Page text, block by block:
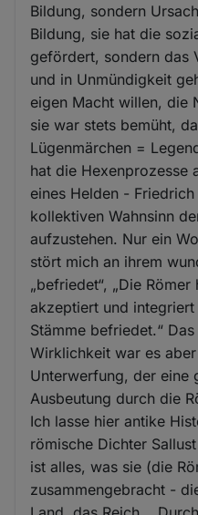
Bildung, sondern
Bildung, sie hat die
gefördert, sondern das
und in Unmündigkeit
eigen Macht willen, die
sie war stets bemüht,
Lügenmärchen =
hat die Hexenprozesse
eines Helden -
kollektiven Wahnsinn
aufzustehen. Nur ein
stört mich an ihrem
„befriedet“, „Die
akzeptiert und
Stämme befriedet.“
Wirklichkeit war es
Unterwerfung, der eine
Ausbeutung durch die
Ich lasse hier antike
römische Dichter
ist alles, was sie (die
zusammengebracht -